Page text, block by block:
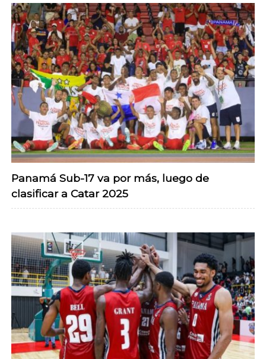
Panamá Sub-17 va por más, luego de
clasificar a Catar 2025